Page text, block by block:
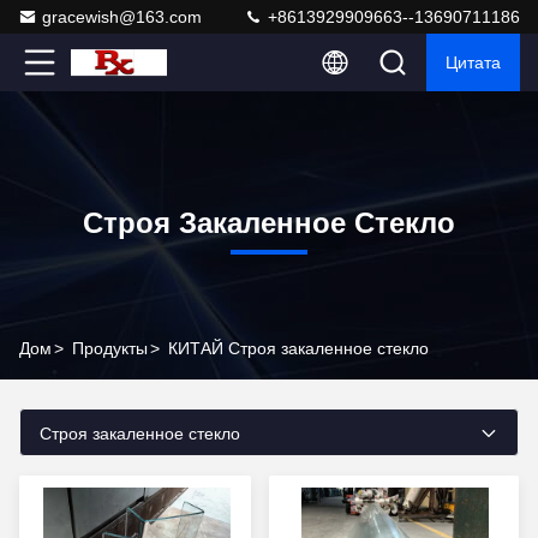
gracewish@163.com +8613929909663--13690711186
Цитата
Строя Закаленное Стекло
Дом> Продукты> КИТАЙ Строя закаленное стекло
Строя закаленное стекло